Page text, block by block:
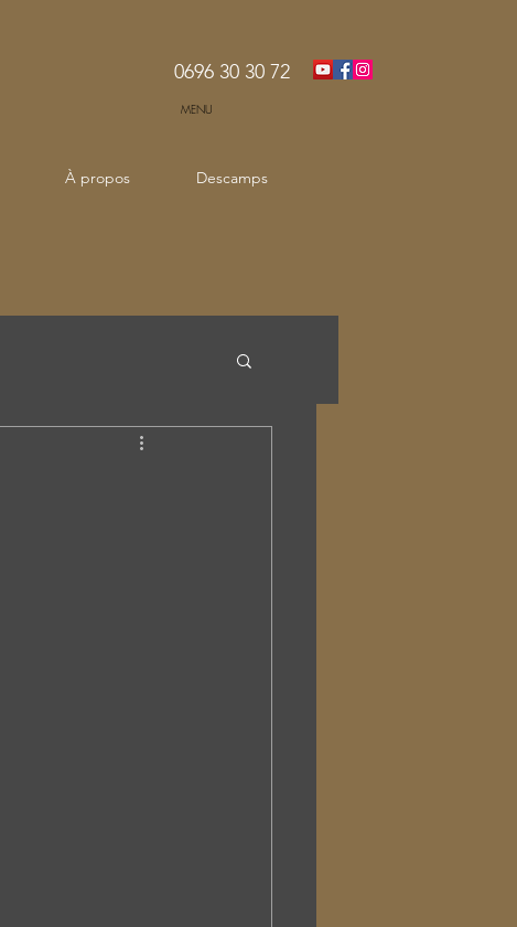
0696 30 30 72
MENU
À propos Descamps